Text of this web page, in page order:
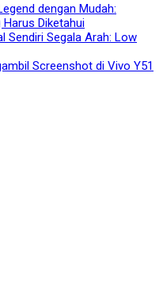
dengan Mudah:
Diketahui
Sendiri Segala Arah: Low
Screenshot di Vivo Y51